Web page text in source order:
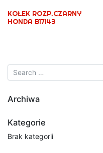
KOŁEK ROZP.CZARNY
HONDA B17143
Archiwa
Kategorie
Brak kategorii